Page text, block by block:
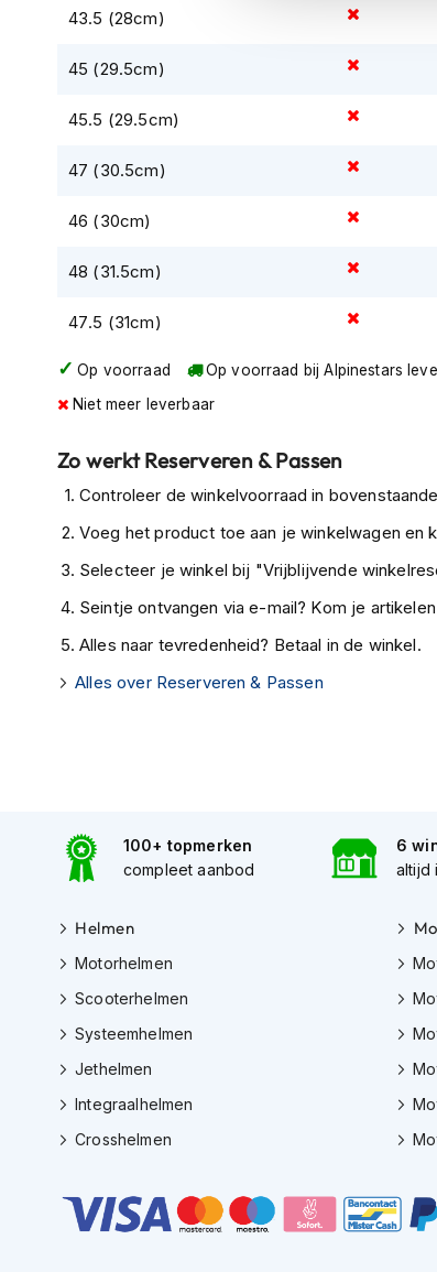
Doorwaai
motorjassen
motorjassen
Textiele
Gore-
motorjassen
Motorbroeken
Heren
Dames
motorbroeken
Doorwaai
motorbroeken
Leren
motorbroeken
motorbroeken
Kevlar
Cargo
motorbroeken
Motorjeans
Motorpakken
Heren
Dames
Eendelig
motorpak
43.5 (28cm)
45 (29.5cm)
45.5 (29.5cm)
47 (30.5cm)
46 (30cm)
48 (31.5cm)
47.5 (31cm)
Op voorraad Op voorraad bij Alpinestars
Niet meer leverbaar
Zo werkt Reserveren & Passen
Controleer de winkelvoorraad in
Voeg het product toe aan je winkelwagen en
Selecteer je winkel bij "Vrijblijvende
Seintje ontvangen via e-mail? Kom je
Alles naar tevredenheid? Betaal in de winkel.
Alles over Reserveren & Passen
100+ topmerken
compleet aanbod
6
altijd
Helmen
Motorhelmen
Scooterhelmen
Systeemhelmen
Jethelmen
Integraalhelmen
Crosshelmen